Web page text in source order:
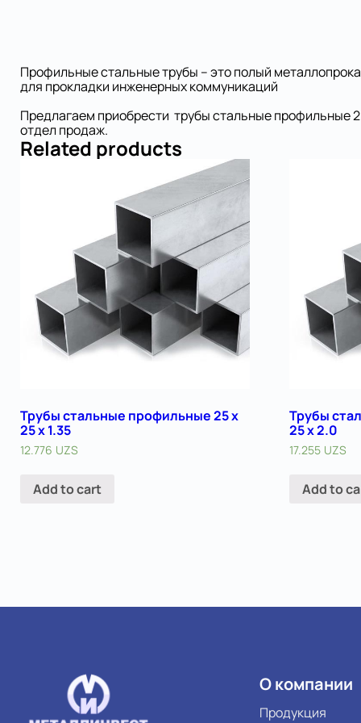
Профильные стальные трубы – это полый
для прокладки инженерных коммуникаций
Предлагаем приобрести трубы стальные профильные
отдел продаж.
Related products
Трубы стальные профильные 25 х
25 х 1.35
12.776 UZS
Add to cart
Трубы
25 х 2.0
17.255 UZS
Add to
О компании
Продукция